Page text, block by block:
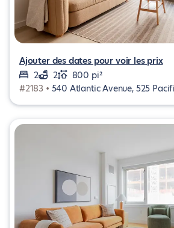
Ajouter des dates pour voir les prix
2
2
800 pi²
#2183 • 540 Atlantic Avenue, 525